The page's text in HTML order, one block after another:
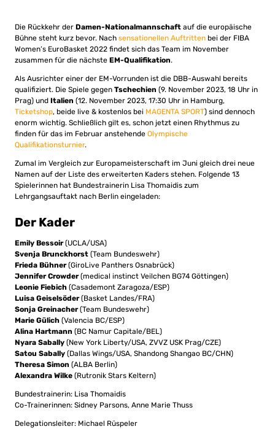
Die Rückkehr der Damen-Nationalmannschaft auf die europäische
Bühne steht kurz bevor. Nach sensationellen Auftritten bei der FIBA
Women’s EuroBasket 2022 findet sich das Team im November
zusammen für die nächste EM-Qualifikation.
Als Ausrichter einer der EM-Vorrunden ist die DBB-Auswahl bereits
qualifiziert. Die Spiele gegen Tschechien (9. November 2023, 18 Uhr in
Prag) und Italien (12. November 2023, 17:30 Uhr in Hamburg,
Ticketshop, beide live & kostenlos bei MAGENTA SPORT) sind dennoch
enorm wichtig. Schließlich gilt es, schon jetzt einen Rhythmus zu
finden für das im Februar anstehende Olympische
Qualifikationsturnier.
Zumal im Vergleich zur Europameisterschaft im Juni gleich drei neue
Namen auf der Liste des erweiterten Kaders stehen. Folgende 13
Spielerinnen hat Bundestrainerin Lisa Thomaidis zum
Lehrgangsauftakt nach Berlin eingeladen:
Der Kader
Emily Bessoir(UCLA/USA)
Svenja Brunckhorst (Team Bundeswehr)
Frieda Bühner(GiroLive Panthers Osnabrück)
Jennifer Crowder(medical instinct Veilchen BG74 Göttingen)
Leonie Fiebich (Casademont Zaragoza/ESP)
Luisa Geiselsöder(Basket Landes/FRA)
Sonja Greinacher(Team Bundeswehr)
Marie Gülich (Valencia BC/ESP)
Alina Hartmann (BC Namur Capitale/BEL)
Nyara Sabally (New York Liberty/USA, ZVVZ USK Prag/CZE)
Satou Sabally (Dallas Wings/USA, Shandong Shangao BC/CHN)
Theresa Simon (ALBA Berlin)
Alexandra Wilke (Rutronik Stars Keltern)
Bundestrainerin: Lisa Thomaidis
Co-Trainerinnen: Sidney Parsons, Anne Marie Thuss
Delegationsleiter: Michael Rüspeler